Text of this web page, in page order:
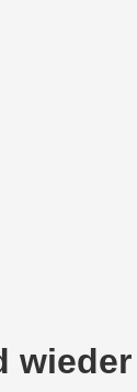
wieder